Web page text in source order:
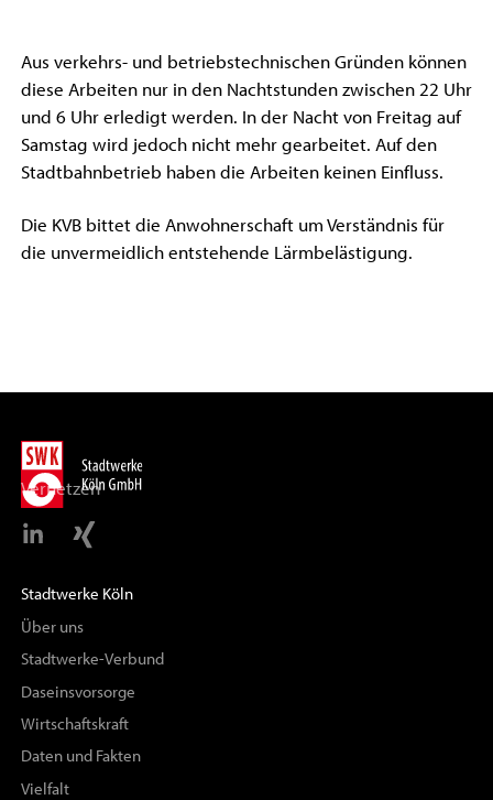
Aus verkehrs- und betriebstechnischen Gründen können
diese Arbeiten nur in den Nachtstunden zwischen 22 Uhr
und 6 Uhr erledigt werden. In der Nacht von Freitag auf
Samstag wird jedoch nicht mehr gearbeitet. Auf den
Stadtbahnbetrieb haben die Arbeiten keinen Einfluss.
Die KVB bittet die Anwohnerschaft um Verständnis für
die unvermeidlich entstehende Lärmbelästigung.
Vernetzen
Stadtwerke Köln
Über uns
Stadtwerke-Verbund
Daseinsvorsorge
Wirtschaftskraft
Daten und Fakten
Vielfalt